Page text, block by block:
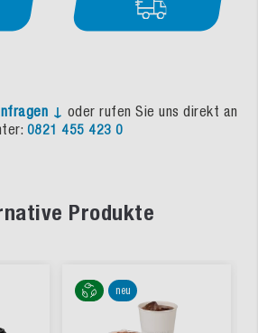
↓ oder rufen Sie uns direkt an
0821 455 423 0
Produkte
neu